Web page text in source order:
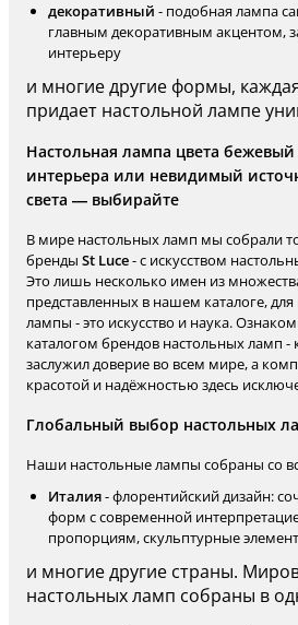
декоративный - подобная лампа
главным декоративным акцентом,
интерьеру
и многие другие формы,
придает настольной лампе
Настольная лампа цвета бежевый
интерьера или невидимый
света — выбирайте
В мире настольных ламп мы собрали
бренды St Luce- с искусством
Это лишь несколько имен из
представленных в нашем каталоге,
лампы - это искусство и наука.
каталогом брендов настольных ламп
заслужил доверие во всем мире, а
красотой и надёжностью здесь
Глобальный выбор настольных
Наши настольные лампы собраны со
Италия- флорентийский дизайн:
форм с современной
пропорциям, скульптурные
и многие другие страны.
настольных ламп собраны в